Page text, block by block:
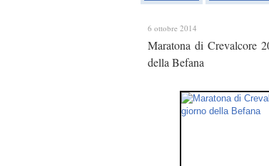
6 ottobre 2014
Maratona di Crevalcore
della Befana